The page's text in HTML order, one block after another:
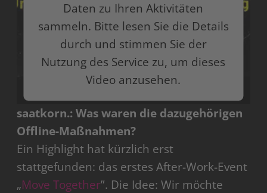
Daten zu Ihren Aktivitäten
sammeln. Bitte lesen Sie die Details
durch und stimmen Sie der
Nutzung des Service zu, um dieses
Video anzusehen.
Mehr Informationen
Akzeptieren
powered byUsercentrics Consent Management
Platform
saatkorn.: Was waren die dazugehörigen
Offline-Maßnahmen?
Ein Highlight hat kürzlich erst
stattgefunden: das erstes After-Work-Event
„Move Together”. Die Idee: Wir möchte